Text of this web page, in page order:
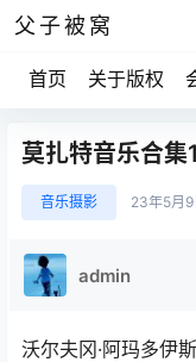
父子被窝
首页 关于版权
莫扎特音乐合
音乐摄影 23年5月9
admin
沃尔夫冈·阿玛多伊